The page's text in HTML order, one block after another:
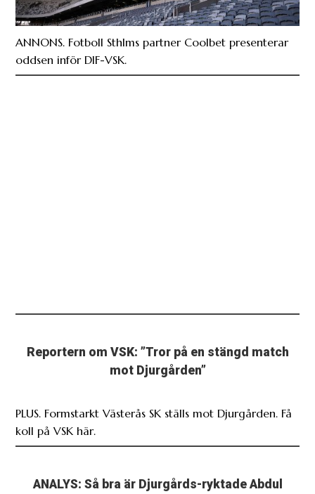
ANNONS. Fotboll Sthlms partner Coolbet presenterar
oddsen inför DIF-VSK.
Reportern om VSK: ”Tror på en stängd match
mot Djurgården”
PLUS. Formstarkt Västerås SK ställs mot Djurgården. Få
koll på VSK här.
ANALYS: Så bra är Djurgårds-ryktade Abdul